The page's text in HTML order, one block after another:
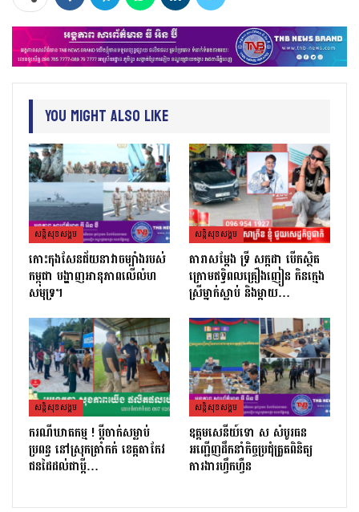
You Might Also Like
សន្តិសុខសង្គម
កោះកុងសែនជ័យនាវាចម្បាំងរបស់
កម្ពុជា បង្ហាញអានុភាពលើលំហ
សមុទ្រ។
សន្តិសុខសង្គម
តារាសម្ដែង ទ្រី សក្កដា បើកស្ថិត
ក្រោមឥទ្ធិពលគ្រឿងញៀន កិនក្មេង
ស្រីម្នាក់ស្លាប់ និងម្ដាយ…
សន្តិសុខសង្គម
ករណីឃាតកម្ម ! ប្ដីចាក់សម្លាប់
ប្រពន្ធ នៅស្រុកត្រាំកក់ ខេត្តតាកែវ
ជនដៃដល់ជាប្ដី…
សន្តិសុខសង្គម
ឧត្តមសេនីយ៍ទោ ស សំបូរធន
អញ្ជើញដឹកនាំកិច្ចប្រជុំត្រួតពិនិត្យ​
ការងារហ្វឹកហ្វឺន